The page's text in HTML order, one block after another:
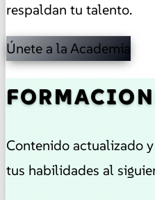
respaldan tu talento.
Únete a la Academia
Contenido actualizado
tus habilidades al